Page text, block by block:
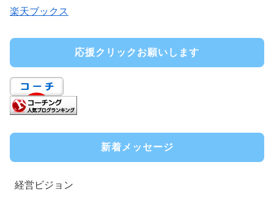
楽天ブックス
応援クリックお願いします
新着メッセージ
経営ビジョン